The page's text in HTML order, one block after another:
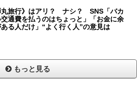
丸旅行》はアリ？ ナシ？ SNS「バカ
通費を払うのはちょっと」「お金に余
る人だけ」“よく行く人”の意見は
もっと見る